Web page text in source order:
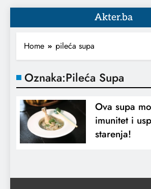
Akter.ba
Home pileća supa
Oznaka:Pileća Supa
Ova supa
imunitet i
starenja!